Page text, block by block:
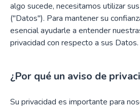
algo sucede, necesitamos utilizar
("Datos"). Para mantener su
esencial ayudarle a entender
privacidad con respecto a sus Datos.
¿Por qué un aviso de
Su privacidad es importante para